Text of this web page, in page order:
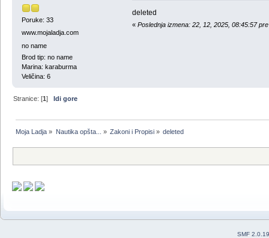
Poruke: 33
www.mojaladja.com
no name
Brod tip: no name
Marina: karaburma
Veličina: 6
deleted
« Poslednja izmena: 22, 12, 2025, 08:45:57
Stranice: [1]Idi gore
Moja Ladja » Nautika opšta... » Zakoni i Propisi» deleted
SMF 2.0.19